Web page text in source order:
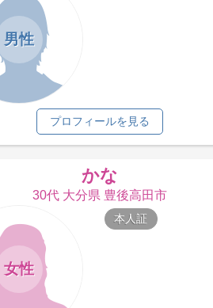
男性
プロフィールを見る
かな
30代 大分県 豊後高田市
女性
本人証